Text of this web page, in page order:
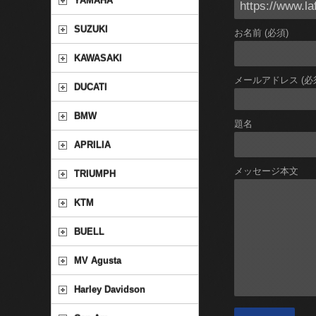
お名前 (必須)
メールアドレス (必
題名
メッセージ本文
SUZUKI
KAWASAKI
DUCATI
BMW
APRILIA
TRIUMPH
KTM
BUELL
MV Agusta
Harley Davidson